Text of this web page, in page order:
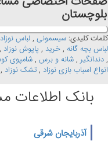
بلوچستان
کلمات کلیدی: سیسمونی , لباس نوزاد
لباس بچه گانه , خرید , پاپوش نوزاد
, دندانگیر , شانه و برس , شامپوی
انواع اسباب بازی نوزاد , تشک نوزاد ,
بانک اطلاعات
آذربایجان شرقی